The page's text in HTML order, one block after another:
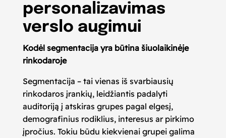
personalizavimas
verslo augimui
Kodėl segmentacija yra būtina šiuolaikinėje
rinkodaroje
Segmentacija – tai vienas iš svarbiausių
rinkodaros įrankių, leidžiantis padalyti
auditoriją į atskiras grupes pagal elgesį,
demografinius rodiklius, interesus ar pirkimo
įpročius. Tokiu būdu kiekvienai grupei galima